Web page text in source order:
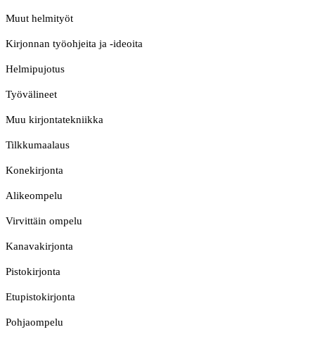
Muut helmityöt
Kirjonnan työohjeita ja -ideoita
Helmipujotus
Työvälineet
Muu kirjontatekniikka
Tilkkumaalaus
Konekirjonta
Alikeompelu
Virvittäin ompelu
Kanavakirjonta
Pistokirjonta
Etupistokirjonta
Pohjaompelu